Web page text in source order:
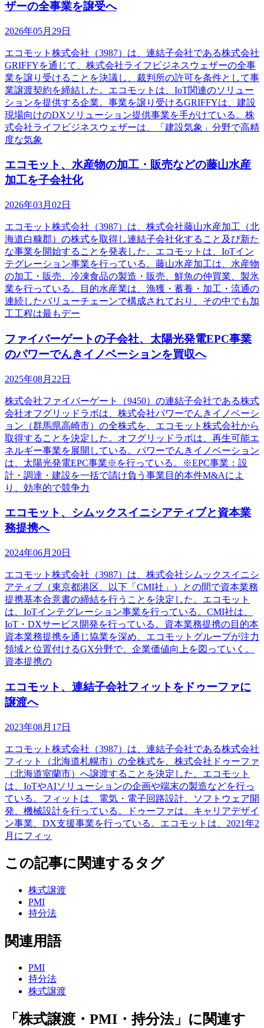
ザーの全事業を譲受へ
2026年05月29日
エコモット株式会社（3987）は、連結子会社である株式会社
GRIFFYを通じて、株式会社ライフビジネスウェザーの全事
業を譲り受けることを決議し、裁判所の許可を条件として事
業譲渡契約を締結した。エコモットは、IoT関連のソリュー
ションを提供する企業。事業を譲り受けるGRIFFYは、建設
現場向けのDXソリューション提供事業を手がけている。株
式会社ライフビジネスウェザーは、「建設気象」分野で高精
度な気象
エコモット、水産物の加工・販売などの藤山水産
加工を子会社化
2026年03月02日
エコモット株式会社（3987）は、株式会社藤山水産加工（北
海道白糠郡）の株式を取得し連結子会社化すること及び新た
な事業を開始することを発表した。エコモットは、IoTイン
テグレーション事業を行っている。藤山水産加工は、水産物
の加工・販売、冷凍食品の製造・販売、鮮魚の仲買業、製氷
業を行っている。目的水産業は、漁獲・蓄養・加工・流通の
連続したバリューチェーンで構成されており、その中でも加
工工程は最もデー
ファイバーゲートの子会社、太陽光発電EPC事業
のパワーでんきイノベーションを買収へ
2025年08月22日
株式会社ファイバーゲート（9450）の連結子会社である株式
会社オフグリッドラボは、株式会社パワーでんきイノベーシ
ョン（群馬県高崎市）の全株式を、エコモット株式会社から
取得することを決定した。オフグリッドラボは、再生可能エ
ネルギー事業を展開している。パワーでんきイノベーション
は、太陽光発電EPC事業※を行っている。※EPC事業：設
計・調達・建設を一括で請け負う事業目的本件M&Aによ
り、効率的で競争力
エコモット、シムックスイニシアティブと資本業
務提携へ
2024年06月20日
エコモット株式会社（3987）は、株式会社シムックスイニシ
アティブ（東京都港区、以下「CMI社」）との間で資本業務
提携基本合意書の締結を行うことを決定した。エコモット
は、IoTインテグレーション事業を行っている。CMI社は、
IoT・DXサービス開発を行っている。資本業務提携の目的本
資本業務提携を通じ協業を深め、エコモットグループが注力
領域と位置付けるGX分野で、企業価値向上を図っていく。
資本提携の
エコモット、連結子会社フィットをドゥーファに
譲渡へ
2023年08月17日
エコモット株式会社（3987）は、連結子会社である株式会社
フィット（北海道札幌市）の全株式を、株式会社ドゥーファ
（北海道室蘭市）へ譲渡することを決定した。エコモット
は、IoTやAIソリューションの企画や端末の製造などを行っ
ている。フィットは、電気・電子回路設計、ソフトウェア開
発、機械設計を行っている。ドゥーファは、キャリアデザイ
ン事業、DX支援事業を行っている。エコモットは、2021年2
月にフィッ
この記事に関連するタグ
株式譲渡
PMI
持分法
関連用語
PMI
持分法
株式譲渡
「株式譲渡・PMI・持分法」に関連す